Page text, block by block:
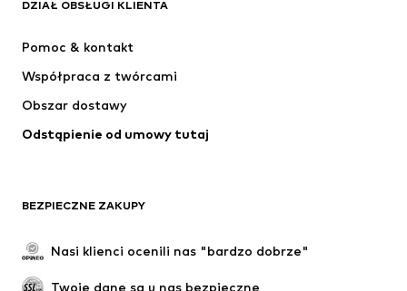
SUPERFIT
DZIAŁ OBSŁUGI KLIENTA
Pomoc & kontakt
Współpraca z twórcami
Obszar dostawy
Odstąpienie od umowy tutaj
BEZPIECZNE ZAKUPY
Nasi klienci ocenili nas "bardzo dobrze"
Twoje dane są u nas bezpieczne